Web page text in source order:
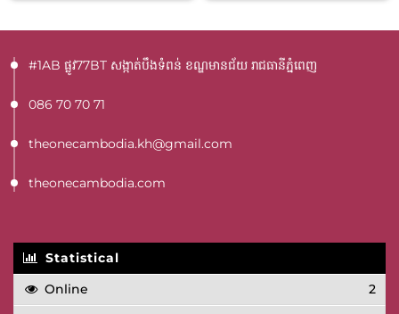
#1AB ផ្លូវ77BT​ សង្កាត់បឹងទំពន់ ខណ្ឌមានជ័យ រាជធានីភ្នំពេញ
086 70 70 71
theonecambodia.kh@gmail.com
theonecambodia.com
Statistical
Online
2